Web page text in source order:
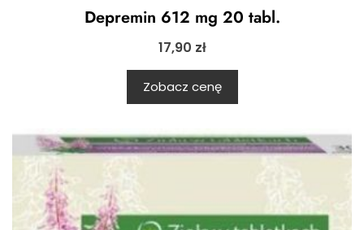
Depremin 612 mg 20 tabl.
17,90 zł
Zobacz cenę